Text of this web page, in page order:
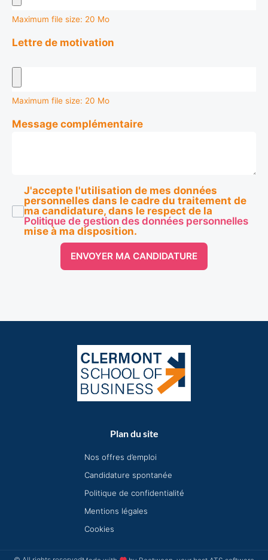
Maximum file size: 20 Mo
Lettre de motivation
Maximum file size: 20 Mo
Message complémentaire
J'accepte l'utilisation de mes données
personnelles dans le cadre du traitement de
ma candidature, dans le respect de la
Politique de gestion des données personnelles
mise à ma disposition.
ENVOYER MA CANDIDATURE
Plan du site
Nos offres d’emploi
Candidature spontanée
Politique de confidentialité
Mentions légales
Cookies